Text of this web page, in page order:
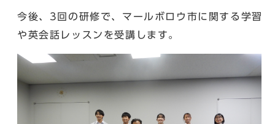
今後、3回の研修で、マールボロウ市に関する学習
や英会話レッスンを受講します。